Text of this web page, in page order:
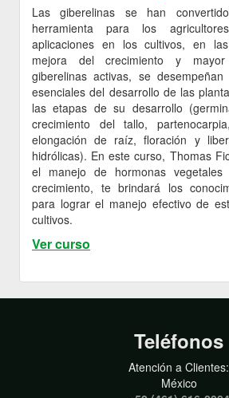
Las giberelinas se han
herramienta para los
aplicaciones en los cultivos, en
mejora del crecimiento y
giberelinas activas, se
esenciales del desarrollo de las
las etapas de su desarrollo
crecimiento del tallo,
elongación de raíz, floración y
hidrólicas). En este curso, Thomas
el manejo de hormonas
crecimiento, te brindará los
para lograr el manejo efectivo de
cultivos.
Ver curso
Teléfonos
Atención a Clientes:
México